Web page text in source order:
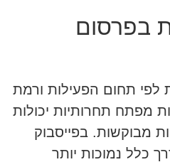
בפרסום
תחום הפעילות ורמת
מפתח תחרותיות יכולות
מבוקשות. בפייסבוק
כלל נמוכות יותר